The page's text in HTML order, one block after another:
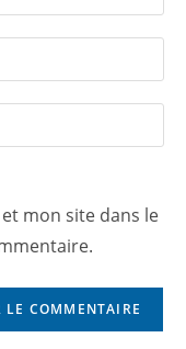
mon site dans le